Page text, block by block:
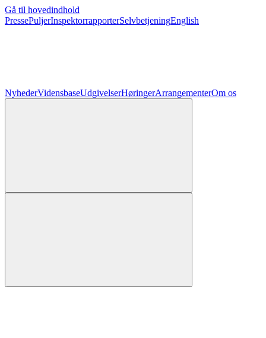
Gå til hovedindhold
PressePuljerInspektorrapporterSelvbetjeningEnglish
NyhederVidensbaseUdgivelserHøringerArrangementerOm os